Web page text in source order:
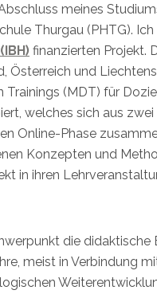
meines
Thurgau (PHTG).
finanzierten Projekt.
Österreich und
Trainings (MDT) für
welches sich aus
Online-Phase
Konzepten und
in ihren
die
meist in Verbindung